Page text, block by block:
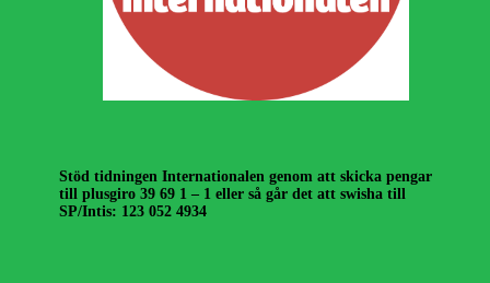
Stöd tidningen Internationalen genom att skicka pengar
till plusgiro 39 69 1 – 1 eller så går det att swisha till
SP/Intis: 123 052 4934